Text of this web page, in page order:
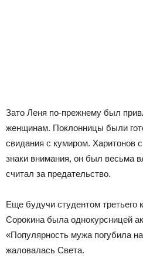
Зато Леня по-прежнему был
женщинам. Поклонницы были
свидания с кумиром. Харитонов
знаки внимания, он был весьма
считал за предательство.
Еще будучи студентом третьего
Сорокина была однокурсницей
«Популярность мужа погубила
жаловалась Света.